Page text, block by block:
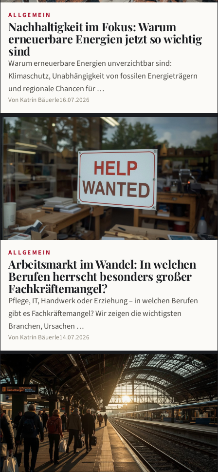
ALLGEMEIN
Nachhaltigkeit im Fokus: Warum
erneuerbare Energien jetzt so wichtig
sind
Warum erneuerbare Energien unverzichtbar sind:
Klimaschutz, Unabhängigkeit von fossilen Energieträgern
und regionale Chancen für …
Von Katrin Bäuerle16.07.2026
ALLGEMEIN
Arbeitsmarkt im Wandel: In welchen
Berufen herrscht besonders großer
Fachkräftemangel?
Pflege, IT, Handwerk oder Erziehung – in welchen Berufen
gibt es Fachkräftemangel? Wir zeigen die wichtigsten
Branchen, Ursachen …
Von Katrin Bäuerle14.07.2026